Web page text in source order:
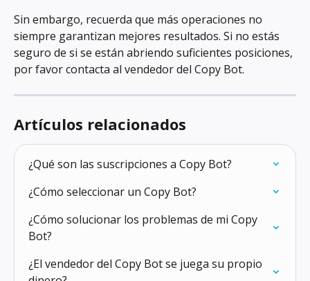
Sin embargo, recuerda que más operaciones no
siempre garantizan mejores resultados. Si no estás
seguro de si se están abriendo suficientes posiciones,
por favor contacta al vendedor del Copy Bot.
Artículos relacionados
¿Qué son las suscripciones a Copy Bot?
¿Cómo seleccionar un Copy Bot?
¿Cómo solucionar los problemas de mi Copy
Bot?
¿El vendedor del Copy Bot se juega su propio